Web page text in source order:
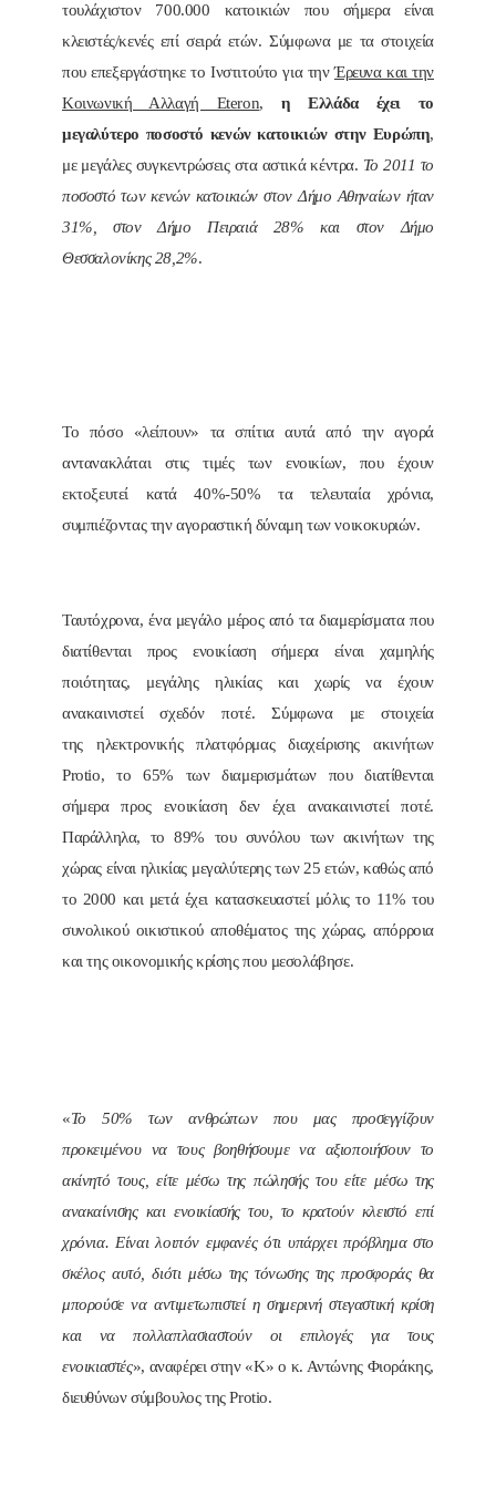
τουλάχιστον 700.000 κατοικιών που σήμερα είναι
κλειστές/κενές επί σειρά ετών. Σύμφωνα με τα στοιχεία
που επεξεργάστηκε το Ινστιτούτο για τηνΈρευνα και την
Κοινωνική Αλλαγή Eteron, η Ελλάδα έχει το
μεγαλύτερο ποσοστό κενών κατοικιών στην Ευρώπη,
με μεγάλες συγκεντρώσεις στα αστικά κέντρα. Το 2011 το
ποσοστό των κενών κατοικιών στον Δήμο Αθηναίων ήταν
31%, στον Δήμο Πειραιά 28% και στον Δήμο
Θεσσαλονίκης 28,2%.
Το πόσο «λείπουν» τα σπίτια αυτά από την αγορά
αντανακλάται στις τιμές των ενοικίων, που έχουν
εκτοξευτεί κατά 40%-50% τα τελευταία χρόνια,
συμπιέζοντας την αγοραστική δύναμη των νοικοκυριών.
Ταυτόχρονα, ένα μεγάλο μέρος από τα διαμερίσματα που
διατίθενται προς ενοικίαση σήμερα είναι χαμηλής
ποιότητας, μεγάλης ηλικίας και χωρίς να έχουν
ανακαινιστεί σχεδόν ποτέ. Σύμφωνα με στοιχεία
της ηλεκτρονικής πλατφόρμας διαχείρισης ακινήτων
Protio, το 65% των διαμερισμάτων που διατίθενται
σήμερα προς ενοικίαση δεν έχει ανακαινιστεί ποτέ.
Παράλληλα, το 89% του συνόλου των ακινήτων της
χώρας είναι ηλικίας μεγαλύτερης των 25 ετών, καθώς από
το 2000 και μετά έχει κατασκευαστεί μόλις το 11% του
συνολικού οικιστικού αποθέματος της χώρας, απόρροια
και της οικονομικής κρίσης που μεσολάβησε.
«Το 50% των ανθρώπων που μας προσεγγίζουν
προκειμένου να τους βοηθήσουμε να αξιοποιήσουν το
ακίνητό τους, είτε μέσω της πώλησής του είτε μέσω της
ανακαίνισης και ενοικίασής του, το κρατούν κλειστό επί
χρόνια. Είναι λοιπόν εμφανές ότι υπάρχει πρόβλημα στο
σκέλος αυτό, διότι μέσω της τόνωσης της προσφοράς θα
μπορούσε να αντιμετωπιστεί η σημερινή στεγαστική κρίση
και να πολλαπλασιαστούν οι επιλογές για τους
ενοικιαστές», αναφέρει στην «Κ» ο κ. Αντώνης Φιοράκης,
διευθύνων σύμβουλος της Protio.